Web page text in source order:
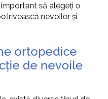
să alegeți o
nevoilor și
ortopedice
de nevoile